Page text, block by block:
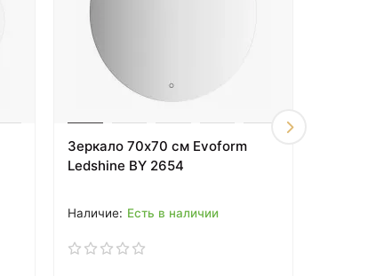
22736 ₽
Зеркало Aquanet
Алассио 70 249344 с
антизапотеванияЗеркало 70х70 см Evoform
Ledshine BY 2654
Есть в наличии